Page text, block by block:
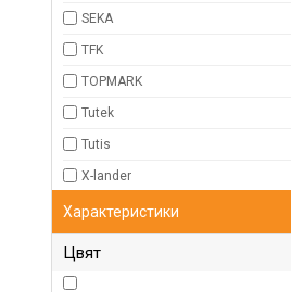
SEKA
TFK
TOPMARK
Tutek
Tutis
X-lander
Характеристики
Цвят